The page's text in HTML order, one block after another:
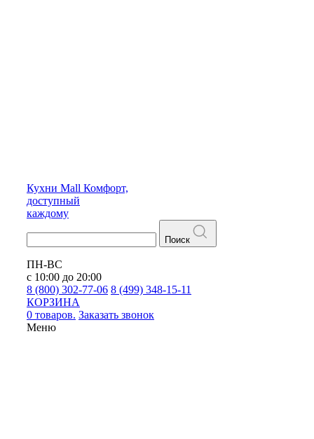
Кухни Mall Комфорт,
доступный
каждому
Поиск
ПН-ВС
с 10:00 до 20:00
8 (800) 302-77-06 8 (499) 348-15-11
КОРЗИНА
0 товаров. Заказать звонок
Меню